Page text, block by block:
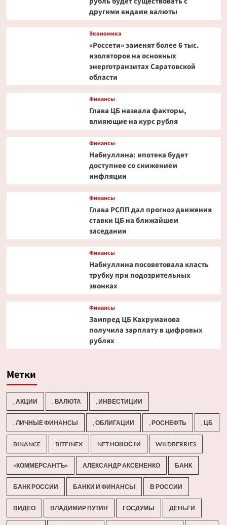
другими видами валюты
Экономика
«Россети» заменят более 6 тыс.
изоляторов на основных
энерготранзитах Саратовской
области
Финансы
Глава ЦБ назвала факторы,
влияющие на курс рубля
Финансы
Набиуллина: ипотека будет
доступнее со снижением
инфляции
Финансы
Глава РСПП дал прогноз движения
ставки ЦБ на ближайшем
заседании
Финансы
Набиуллина посоветовала класть
трубку при подозрительных
звонках
Финансы
Зампред ЦБ Кахруманова
получила зарплату в цифровых
рублях
Метки
, АКЦИИ , ВАЛЮТА , ИНВЕСТИЦИИ
, ЛИЧНЫЕ ФИНАНСЫ , ОБЛИГАЦИИ , РОСНЕФТЬ , ЦБ
BINANCE BITFINEX NFT НОВОСТИ WILDBERRIES
«КОММЕРСАНТЪ» АЛЕКСАНДР АКСЕНЕНКО БАНК
БАНК РОССИИ БАНКИ И ФИНАНСЫ В РОССИИ
ВИДЕО ВЛАДИМИР ПУТИН ГОСДУМЫ ДЕНЬГИ